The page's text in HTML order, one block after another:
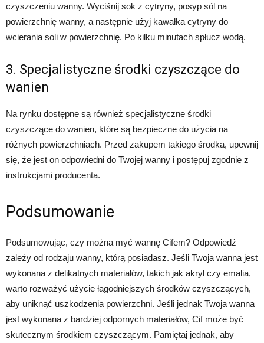
czyszczeniu wanny. Wyciśnij sok z cytryny, posyp sól na
powierzchnię wanny, a następnie użyj kawałka cytryny do
wcierania soli w powierzchnię. Po kilku minutach spłucz wodą.
3. Specjalistyczne środki czyszczące do
wanien
Na rynku dostępne są również specjalistyczne środki
czyszczące do wanien, które są bezpieczne do użycia na
różnych powierzchniach. Przed zakupem takiego środka, upewnij
się, że jest on odpowiedni do Twojej wanny i postępuj zgodnie z
instrukcjami producenta.
Podsumowanie
Podsumowując, czy można myć wannę Cifem? Odpowiedź
zależy od rodzaju wanny, którą posiadasz. Jeśli Twoja wanna jest
wykonana z delikatnych materiałów, takich jak akryl czy emalia,
warto rozważyć użycie łagodniejszych środków czyszczących,
aby uniknąć uszkodzenia powierzchni. Jeśli jednak Twoja wanna
jest wykonana z bardziej odpornych materiałów, Cif może być
skutecznym środkiem czyszczącym. Pamiętaj jednak, aby